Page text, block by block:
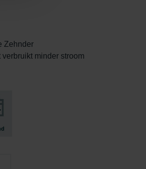
Zehnder
minder stroom